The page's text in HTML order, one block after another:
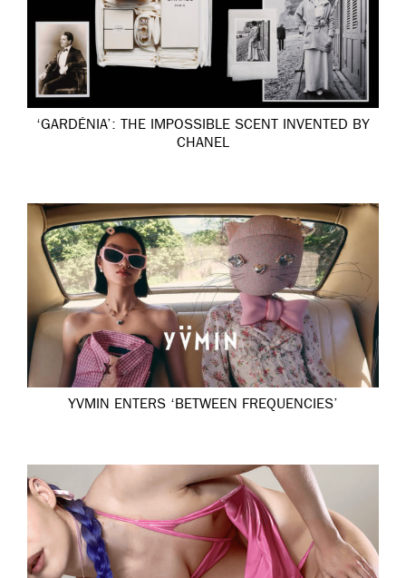
‘GARDÉNIA’: THE IMPOSSIBLE SCENT INVENTED BY
CHANEL
YVMIN ENTERS ‘BETWEEN FREQUENCIES’